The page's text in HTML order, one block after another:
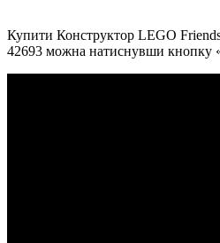
Купити Конструктор LEGO
42693 можна натиснувши кнопку